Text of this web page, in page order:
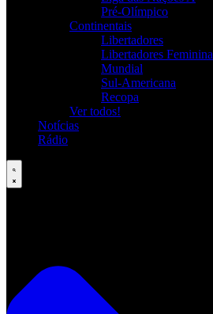
Pré-Olímpico
Continentais
Libertadores
Libertadores Feminina
Mundial
Sul-Americana
Recopa
Ver todos!
Notícias
Rádio